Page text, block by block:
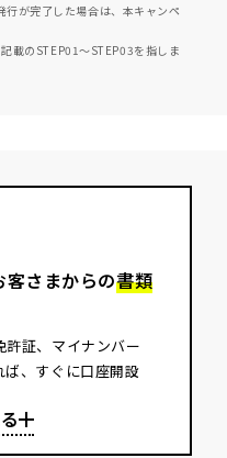
が完了した場合は、本キャンペ
載のSTEP01～STEP03を指しま
さまからの書類
証、マイナンバー
、すぐに口座開設